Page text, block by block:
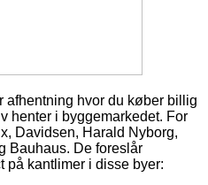
afhentning hvor du køber billig
henter i byggemarkedet. For
Davidsen, Harald Nyborg,
Bauhaus. De foreslår
på kantlimer i disse byer: